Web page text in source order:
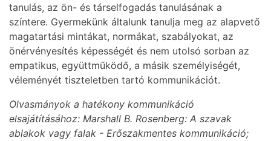
tanulás, az ön- és társelfogadás tanulásának a
színtere. Gyermekünk általunk tanulja meg az alapvető
magatartási mintákat, normákat, szabályokat, az
önérvényesítés képességét és nem utolsó sorban az
empatikus, együttműködő, a másik személyiségét,
véleményét tiszteletben tartó kommunikációt.
Olvasmányok a hatékony kommunikáció
elsajátításához: Marshall B. Rosenberg: A szavak
ablakok vagy falak - Erőszakmentes kommunikáció;